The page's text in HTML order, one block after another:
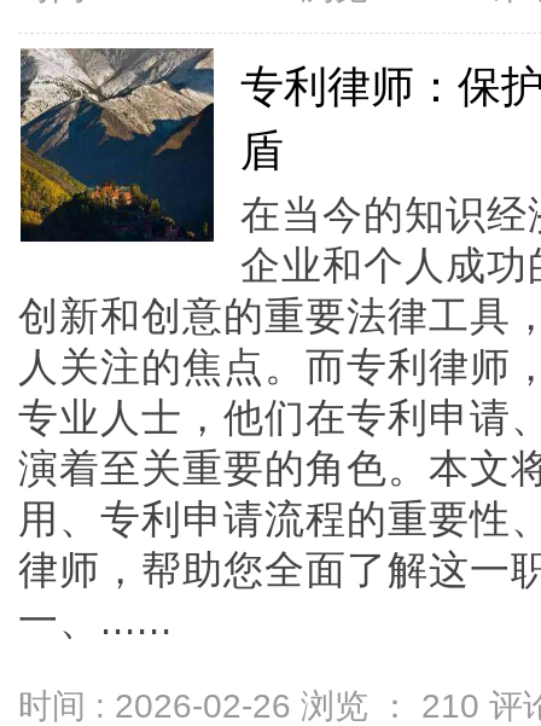
专利律师：保
盾
在当今的知识
企业和个人成
创新和创意的重要法律工具
人关注的焦点。而专利律师
专业人士，他们在专利申请
演着至关重要的角色。本文
用、专利申请流程的重要性
律师，帮助您全面了解这一
一、......
时间 : 2026-02-26 浏览 ： 210 评